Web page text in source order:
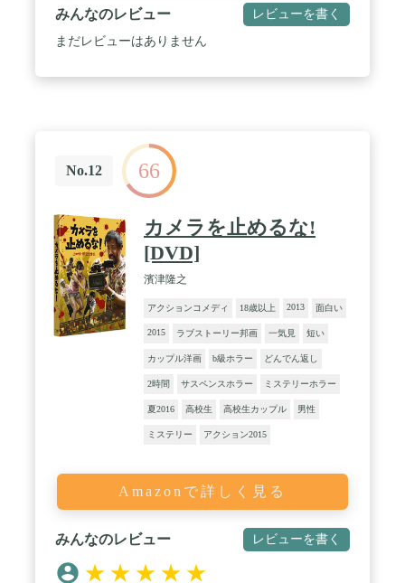
みんなのレビュー レビューを書く
まだレビューはありません
No.12 66
カメラを止めるな!
[DVD]
濱津隆之
アクションコメディ 18歳以上 2013 面白い
2015 ラブストーリー邦画 一気見 短い
カップル洋画 b級ホラー どんでん返し
2時間 サスペンスホラー ミステリーホラー
夏2016 高校生 高校生カップル 男性
ミステリー アクション2015
Amazonで詳しく見る
みんなのレビュー レビューを書く
★ ★ ★ ★ ★